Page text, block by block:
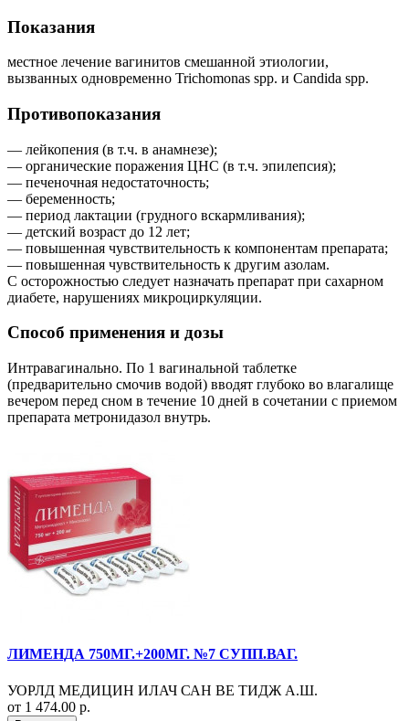
Показания
местное лечение вагинитов смешанной этиологии,
вызванных одновременно Trichomonas spp. и Candida spp.
Противопоказания
— лейкопения (в т.ч. в анамнезе);
— органические поражения ЦНС (в т.ч. эпилепсия);
— печеночная недостаточность;
— беременность;
— период лактации (грудного вскармливания);
— детский возраст до 12 лет;
— повышенная чувствительность к компонентам препарата;
— повышенная чувствительность к другим азолам.
С осторожностью следует назначать препарат при сахарном
диабете, нарушениях микроциркуляции.
Способ применения и дозы
Интравагинально. По 1 вагинальной таблетке
(предварительно смочив водой) вводят глубоко во влагалище
вечером перед сном в течение 10 дней в сочетании с приемом
препарата метронидазол внутрь.
ЛИМЕНДА 750МГ.+200МГ. №7 СУПП.ВАГ.
УОРЛД МЕДИЦИН ИЛАЧ САН ВЕ ТИДЖ А.Ш.
от 1 474.00 р.